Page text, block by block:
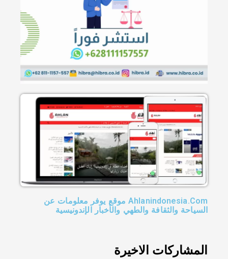
Ahlanindonesia.Com موقع يوفر معلومات عن
السياحة والثقافة والطهي والأخبار الإندونيسية
المشاركات الاخيرة